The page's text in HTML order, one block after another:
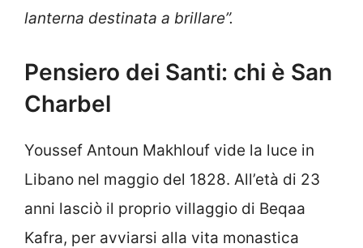
lanterna destinata a brillare”.
Pensiero dei Santi: chi è San
Charbel
Youssef Antoun Makhlouf vide la luce in
Libano nel maggio del 1828. All’età di 23
anni lasciò il proprio villaggio di Beqaa
Kafra, per avviarsi alla vita monastica